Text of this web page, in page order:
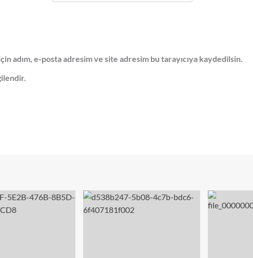
adım, e-posta adresim ve site adresim bu tarayıcıya kaydedilsin.